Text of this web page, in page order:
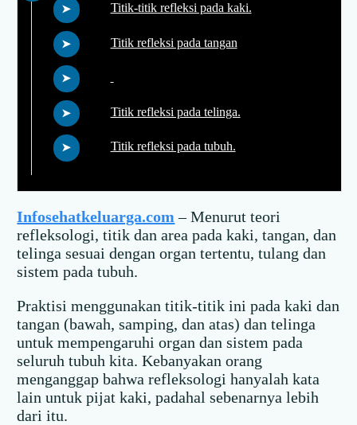
Titik-titik refleksi pada kaki.
Titik refleksi pada tangan
Titik refleksi pada telinga.
Titik refleksi pada tubuh.
Infosehatkeluarga.com – Menurut teori
refleksologi, titik dan area pada kaki, tangan, dan
telinga sesuai dengan organ tertentu, tulang dan
sistem pada tubuh.
Praktisi menggunakan titik-titik ini pada kaki dan
tangan (bawah, samping, dan atas) dan telinga
untuk mempengaruhi organ dan sistem pada
seluruh tubuh kita. Kebanyakan orang
menganggap bahwa refleksologi hanyalah kata
lain untuk pijat kaki, padahal sebenarnya lebih
dari itu.